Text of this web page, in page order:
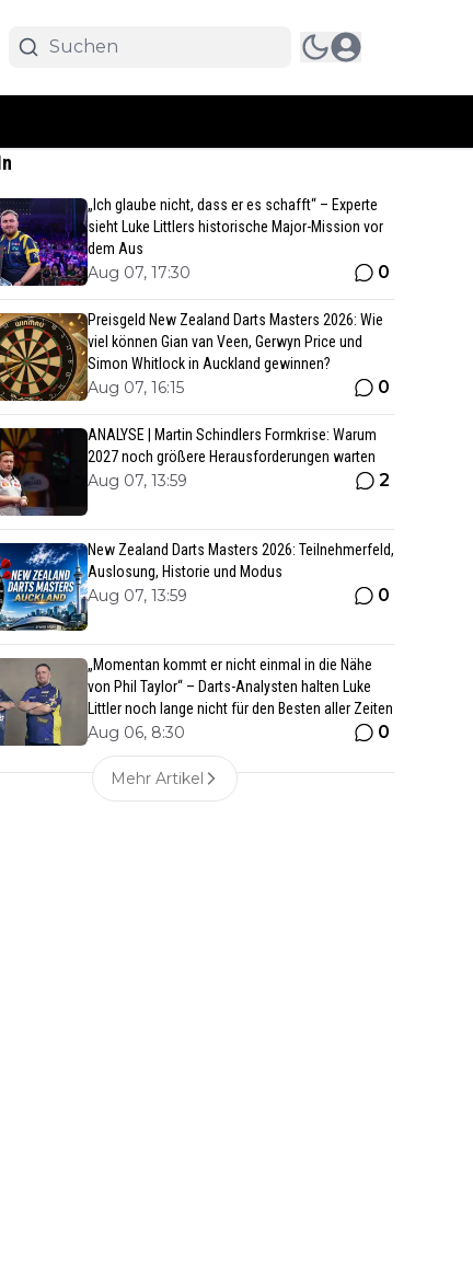
„Ich glaube nicht, dass er es schafft“ – Experte
sieht Luke Littlers historische Major-Mission vor
dem Aus
Aug 07, 17:30 0
Preisgeld New Zealand Darts Masters 2026: Wie
viel können Gian van Veen, Gerwyn Price und
Simon Whitlock in Auckland gewinnen?
Aug 07, 16:15 0
ANALYSE | Martin Schindlers Formkrise: Warum
2027 noch größere Herausforderungen warten
Aug 07, 13:59 2
New Zealand Darts Masters 2026: Teilnehmerfeld,
Auslosung, Historie und Modus
Aug 07, 13:59 0
„Momentan kommt er nicht einmal in die Nähe
von Phil Taylor“ – Darts-Analysten halten Luke
Littler noch lange nicht für den Besten aller Zeiten
Aug 06, 8:30 0
Mehr Artikel